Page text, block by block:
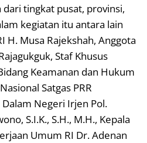
tingkat pusat, provinsi,
kegiatan itu antara lain
H. Musa Rajekshah, Anggota
Staf Khusus
Keamanan dan Hukum
Satgas PRR
Negeri Irjen Pol.
S.I.K., S.H., M.H., Kepala
Umum RI Dr. Adenan